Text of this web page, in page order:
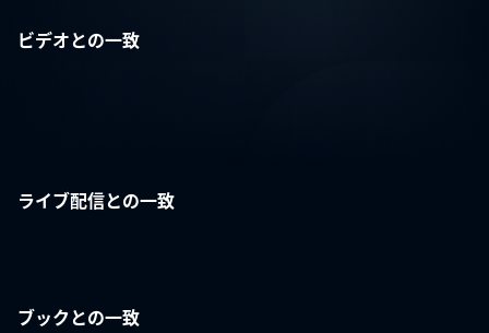
ビデオとの一致
ライブ配信との一致
ブックとの一致